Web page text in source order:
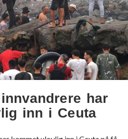
har
inn i Ceuta